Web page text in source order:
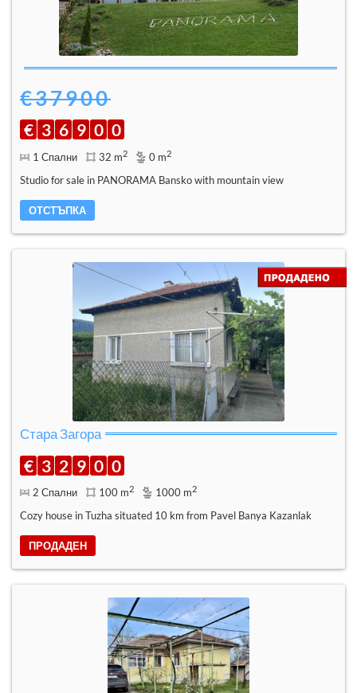
€37900
€ 3 6 9 0 0
1 Спални 32 m2 0 m2
Studio for sale in PANORAMA Bansko with mountain view
ОТСТЪПКА
Стара Загора
€ 3 2 9 0 0
2 Спални 100 m2 1000 m2
Cozy house in Tuzha situated 10 km from Pavel Banya Kazanlak
ПРОДАДЕН